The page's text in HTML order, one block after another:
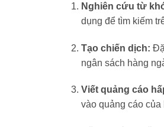
Nghiên cứu từ
dụng để tìm kiếm
Tạo chiến dịch:
ngân sách hàng
Viết quảng cáo
vào quảng cáo của